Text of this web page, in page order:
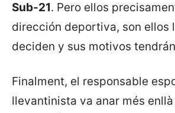
Sub-21. Pero ellos
dirección deportiva, son ellos
deciden y sus motivos
Finalment, el responsable
llevantinista va anar més